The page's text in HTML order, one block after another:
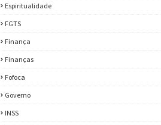
Espiritualidade
FGTS
Finança
Finanças
Fofoca
Governo
INSS